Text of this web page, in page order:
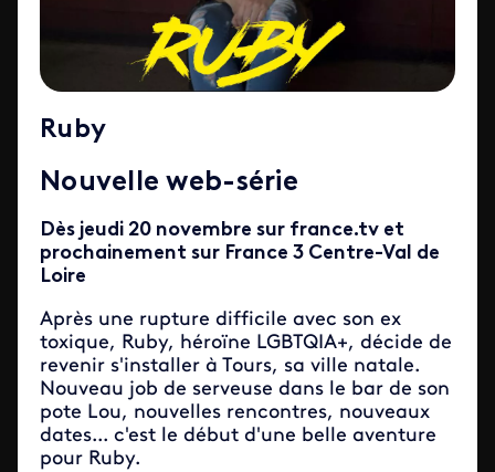
Ruby
Nouvelle web-série
Dès jeudi 20 novembre sur france.tv et
prochainement sur France 3 Centre-Val de
Loire
Après une rupture difficile avec son ex
toxique, Ruby, héroïne LGBTQIA+, décide de
revenir s'installer à Tours, sa ville natale.
Nouveau job de serveuse dans le bar de son
pote Lou, nouvelles rencontres, nouveaux
dates... c'est le début d'une belle aventure
pour Ruby.